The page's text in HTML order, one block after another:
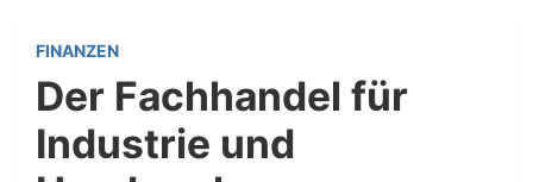
FINANZEN
Der Fachhandel für
Industrie und